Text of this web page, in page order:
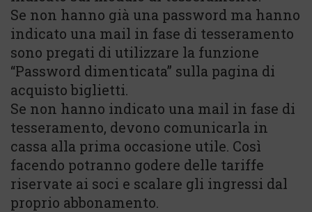
Se non hanno già una password ma hanno
indicato una mail in fase di tesseramento
sono pregati di utilizzare la funzione
“Password dimenticata” sulla pagina di
acquisto biglietti.
Se non hanno indicato una mail in fase di
tesseramento, devono comunicarla in
cassa alla prima occasione utile. Così
facendo potranno godere delle tariffe
riservate ai soci e scalare gli ingressi dal
proprio abbonamento.